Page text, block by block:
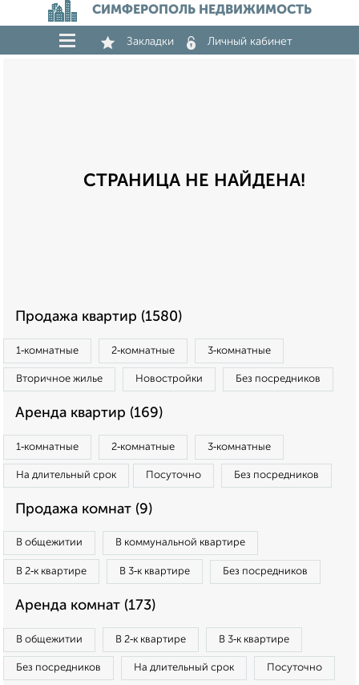
СИМФЕРОПОЛЬ НЕДВИЖИМОСТЬ
Закладки Личный кабинет
СТРАНИЦА НЕ НАЙДЕНА!
Продажа квартир (1580)
1‑комнатные 2‑комнатные 3‑комнатные
Вторичное жилье Новостройки Без посредников
Аренда квартир (169)
1‑комнатные 2‑комнатные 3‑комнатные
На длительный срок Посуточно Без посредников
Продажа комнат (9)
В общежитии В коммунальной квартире
В 2‑к квартире В 3‑к квартире Без посредников
Аренда комнат (173)
В общежитии В 2‑к квартире В 3‑к квартире
Без посредников На длительный срок Посуточно